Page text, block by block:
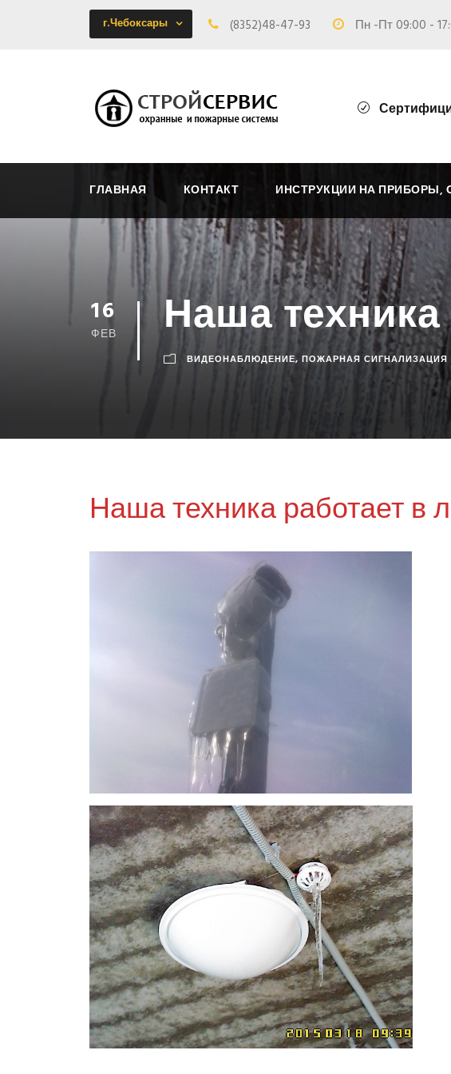
г.Чебоксары (8352)48-47-93 Пн -Пт 09:00 -
ГЛАВНАЯ КОНТАКТ ИНСТРУКЦИИ НА ПРИБОРЫ,
16
ФЕВ Наша
ВИДЕОНАБЛЮДЕНИЕ, ПОЖАРНАЯ СИГНАЛИЗАЦИЯ
Наша техника работает в